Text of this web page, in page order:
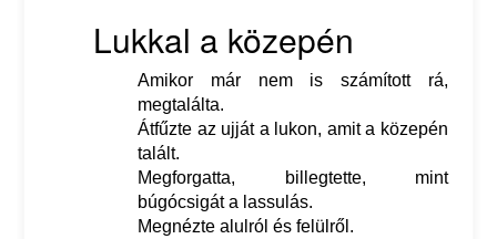
Lukkal a közepén
Amikor már nem is számított rá,
megtalálta.
Átfűzte az ujját a lukon, amit a közepén
talált.
Megforgatta, billegtette, mint
búgócsigát a lassulás.
Megnézte alulról és felülről.